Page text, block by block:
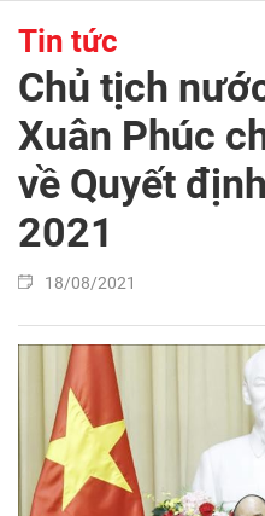
Tin tức
Chủ tịch
Xuân Phúc
về Quyết
2021
18/08/2021